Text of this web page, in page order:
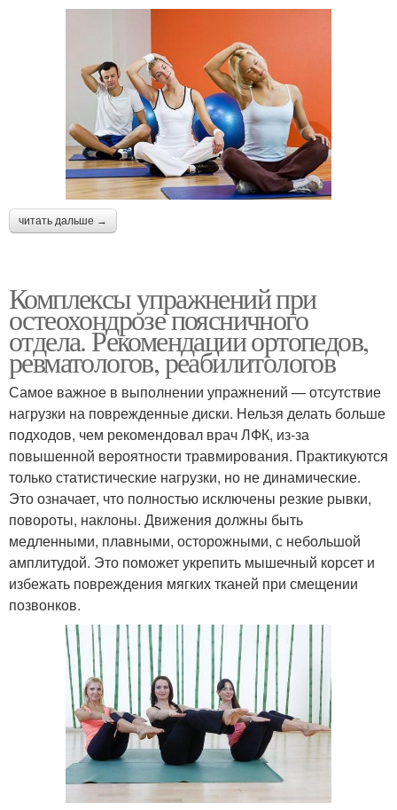
читать дальше →
Комплексы упражнений при
остеохондрозе поясничного
отдела. Рекомендации ортопедов,
ревматологов, реабилитологов
Самое важное в выполнении упражнений — отсутствие
нагрузки на поврежденные диски. Нельзя делать больше
подходов, чем рекомендовал врач ЛФК, из-за
повышенной вероятности травмирования. Практикуются
только статистические нагрузки, но не динамические.
Это означает, что полностью исключены резкие рывки,
повороты, наклоны. Движения должны быть
медленными, плавными, осторожными, с небольшой
амплитудой. Это поможет укрепить мышечный корсет и
избежать повреждения мягких тканей при смещении
позвонков.